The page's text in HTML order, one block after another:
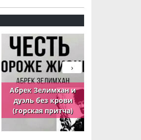
Абрек Зелимхан и
дуэль без крови
(горская притча)
›